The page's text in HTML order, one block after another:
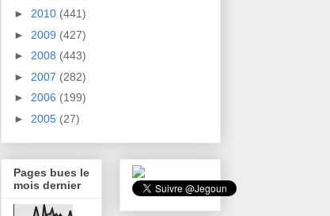
► 2010 (441)
► 2009 (427)
► 2008 (443)
► 2007 (282)
► 2006 (199)
► 2005 (27)
Pages bues le
mois dernier